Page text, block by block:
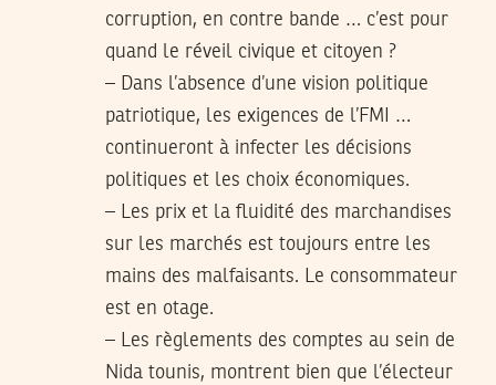
corruption, en contre bande … c’est pour
quand le réveil civique et citoyen ?
– Dans l’absence d’une vision politique
patriotique, les exigences de l’FMI …
continueront à infecter les décisions
politiques et les choix économiques.
– Les prix et la fluidité des marchandises
sur les marchés est toujours entre les
mains des malfaisants. Le consommateur
est en otage.
– Les règlements des comptes au sein de
Nida tounis, montrent bien que l’électeur